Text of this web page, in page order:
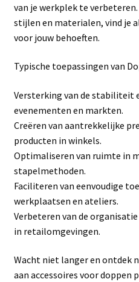
Klantenservice
Linkpartners
My account
Overzicht
Privacybeleid
Retourbeleid
Videos
Winkelwagen
van je werkplek te
stijlen en materialen, vind je
voor jouw behoeften.
Typische toepassingen van
Versterking van de stabiliteit
evenementen en markten.
Creëren van aantrekkelijke
producten in winkels.
Optimaliseren van ruimte in
stapelmethoden.
Faciliteren van eenvoudige
werkplaatsen en ateliers.
Verbeteren van de
in retailomgevingen.
Wacht niet langer en ontdek
aan accessoires voor doppen